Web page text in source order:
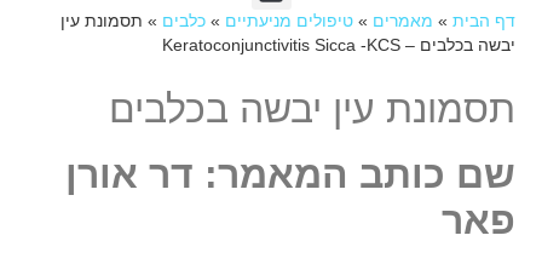
דף הבית » מאמרים »טיפולים מניעתיים »כלבים » תסמונת עין
יבשה בכלבים – Keratoconjunctivitis Sicca -KCS
תסמונת עין יבשה בכלבים
שם כותב המאמר: דר אורן
פאר